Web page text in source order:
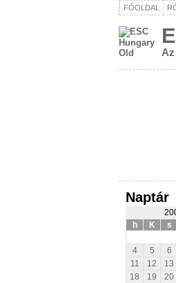
FŐOLDAL
Naptár
h
K s
4
5 6
11
12 13
18
19 20